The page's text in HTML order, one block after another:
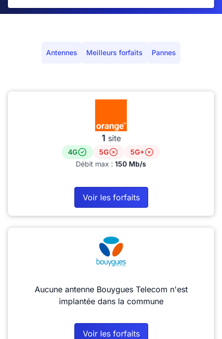
Antennes Meilleurs forfaits Pannes
1 site
4G 5G
5G+
Débit max : 150 Mb/s
Voir les forfaits
Aucune antenne Bouygues Telecom n'est
implantée dans la commune
Voir les forfaits